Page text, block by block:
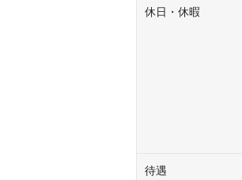
休日・休暇
待遇